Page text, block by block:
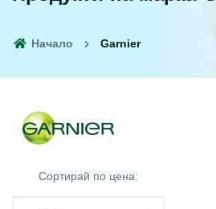
Начало Garnier
Сортирай по цена: